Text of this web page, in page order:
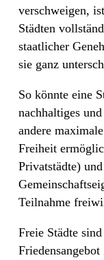
verschweigen,
Städten
staatlicher
sie ganz
So könnte eine
nachhaltiges
andere
Freiheit
Privatstädte)
Teilnahme
Freie Städte